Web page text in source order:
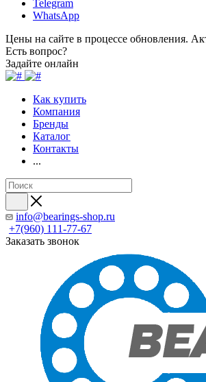
Telegram
WhatsApp
Цены на сайте в процессе обновления.
Есть вопрос?
Задайте онлайн
Как купить
Компания
Бренды
Каталог
Контакты
...
info@bearings-shop.ru
+7(960) 111-77-67
Заказать звонок